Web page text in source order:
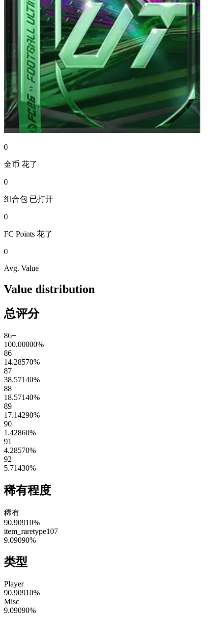
0
金币 花了
0
组合包 已打开
0
FC Points 花了
0
Avg. Value
Value distribution
总评分
86+
100.00000%
86
14.28570%
87
38.57140%
88
18.57140%
89
17.14290%
90
1.42860%
91
4.28570%
92
5.71430%
稀有程度
稀有
90.90910%
item_raretype107
9.09090%
类型
Player
90.90910%
Misc
9.09090%